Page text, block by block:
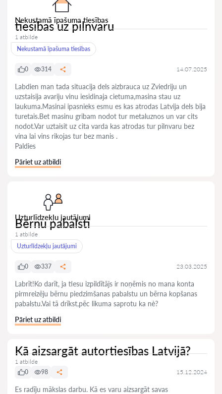
Nekustamā īpašuma tiesības
tiesibas uz pilnvaru
1 atbilde
Nekustamā īpašuma tiesības
0 314 14.07.2025
Labdien man tada situacija dels aizbrauca uz Zviedriju un
uzstaisija avariju vinu iesidinaja cietuma,masina stau uz
laukuma.Masinai ipasnieks esmu es kas atrodas Latvija dels bija
turetais.Bet masinu gribam nodot tur metaluznos un var cits
nodot.Var uztaisit uz cita varda kas atrodas tur pilnvaru bez
vina lai vins rikojas tur bez manis .
Paldies
Pāriet uz atbildi
Uzturlīdzekļu jautājumi
Bērnu pabalsti
1 atbilde
Uzturlīdzekļu jautājumi
0 337 23.03.2025
Labrīt!Ko darīt, ja tiesu izpildītājs ir noņēmis no mana konta
pirmreizēju bērnu piedzimšanas pabalstu un bērna kopšanas
pabalstu.Vai tā drīkst,pēc likuma saprotu ka nè?
Pāriet uz atbildi
Kā aizsargāt autortiesības Latvijā?
1 atbilde
0
98 15.12.2024
Es radīju mākslas darbu. Kā es varu aizsargāt savas